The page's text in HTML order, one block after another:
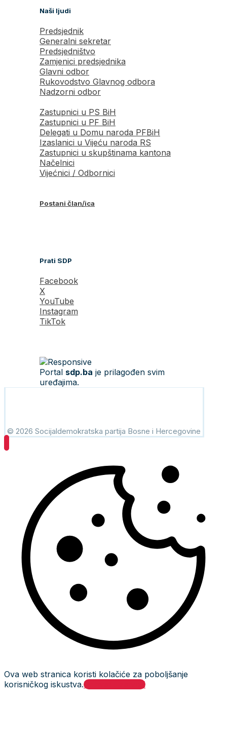
Naši ljudi
Predsjednik
Generalni sekretar
Predsjedništvo
Zamjenici predsjednika
Glavni odbor
Rukovodstvo Glavnog odbora
Nadzorni odbor
Zastupnici u PS BiH
Zastupnici u PF BiH
Delegati u Domu naroda PFBiH
Izaslanici u Vijeću naroda RS
Zastupnici u skupštinama kantona
Načelnici
Vijećnici / Odbornici
Postani član/ica
Prati SDP
Facebook
X
YouTube
Instagram
TikTok
Portal sdp.ba je prilagođen svim
uređajima.
© 2026 Socijaldemokratska partija Bosne i Hercegovine
Ova web stranica koristi kolačiće za poboljšanje
korisničkog iskustva.Prihvati i zatvori